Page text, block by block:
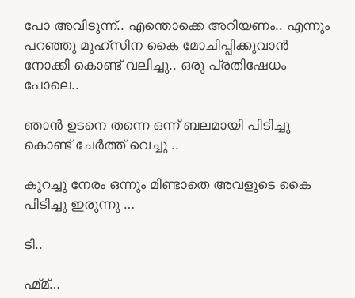
പോ അവിടുന്ന്.. എന്തൊക്കെ അറിയണം.. എന്നും
പറഞ്ഞു മുഹ്സിന കൈ മോചിപ്പിക്കുവാൻ
നോക്കി കൊണ്ട് വലിച്ചു.. ഒരു പ്രതിഷേധം
പോലെ..
ഞാൻ ഉടനെ തന്നെ ഒന്ന് ബലമായി പിടിച്ചു
കൊണ്ട് ചേർത്ത് വെച്ചു ..
കുറച്ചു നേരം ഒന്നും മിണ്ടാതെ അവളുടെ കൈ
പിടിച്ചു ഇരുന്നു …
ടി..
ഹ്മ്മ്…